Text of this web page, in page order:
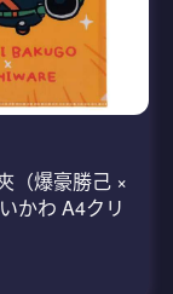
（爆豪勝己 ×
かわ A4クリ